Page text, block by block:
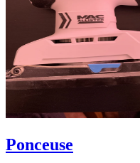
Ponceuse